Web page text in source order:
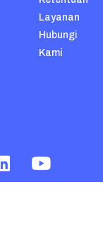
Layanan
Hubungi
Kami